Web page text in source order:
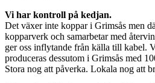
Vi har kontroll på kedjan.
Det växer inte koppar i Grimsås men
kopparverk och samarbetar med
ger oss inflytande från källa till kabel.
produceras dessutom i Grimsås med
Stora nog att påverka. Lokala nog att